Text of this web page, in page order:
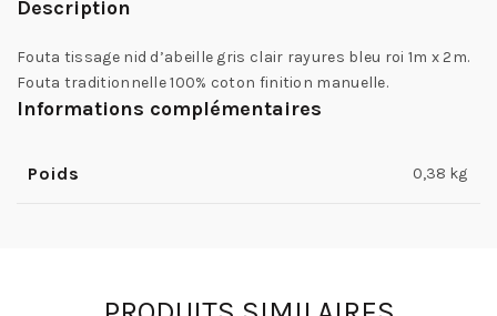
Description
Fouta tissage nid d’abeille gris clair rayures bleu roi 1m x 2m.
Fouta traditionnelle 100% coton finition manuelle.
Informations complémentaires
Poids 0,38 kg